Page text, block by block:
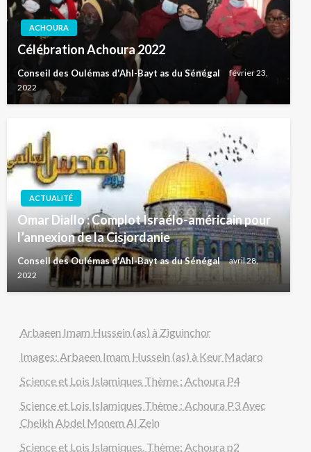
ACHOURA
Célébration Achoura 2022
Conseil des Oulémas d'Ahl-Bayt as du Sénégal
février 23,
2022
ACTUALITÉ
Omar Diallo : Complot Israélo-américain pour
l’annexion de la Cisjordanie
Conseil des Oulémas d'Ahl-Bayt as du Sénégal
avril 28,
2022
Arbaeen Imam Hussein (as) à Ziguinchor
Images: Arbaeen Imam Hussein (as) à Keur Madaro
Science et Lois Islamiques Thème : Achoura P4
Science et Lois Islamiques Thème : Achoura P3 Avec
Cheikh Abdel Monem Al Zein
Science et Lois Islamiques. Thème: Achoura p2